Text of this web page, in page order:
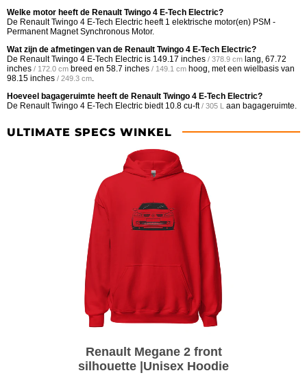
Welke motor heeft de Renault Twingo 4 E-Tech Electric?
De Renault Twingo 4 E-Tech Electric heeft 1 elektrische motor(en) PSM -
Permanent Magnet Synchronous Motor.
Wat zijn de afmetingen van de Renault Twingo 4 E-Tech Electric?
De Renault Twingo 4 E-Tech Electric is 149.17 inches / 378.9 cm lang, 67.72
inches / 172.0 cm breed en 58.7 inches / 149.1 cm hoog, met een wielbasis van
98.15 inches / 249.3 cm
Hoeveel bagageruimte heeft de Renault Twingo 4 E-Tech Electric?
De Renault Twingo 4 E-Tech Electric biedt 10.8 cu-ft / 305 L aan bagageruimte.
ULTIMATE SPECS WINKEL